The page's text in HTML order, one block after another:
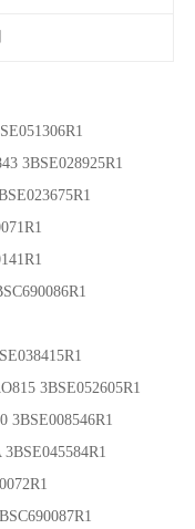
3BSE028925R1
3BSE052605R1
3BSE008546R1